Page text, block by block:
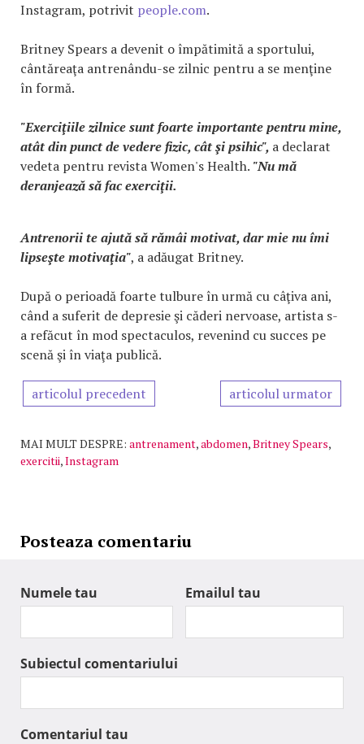
Instagram, potrivit people.com.
Britney Spears a devenit o împătimită a sportului,
cântăreaţa antrenându-se zilnic pentru a se menţine
în formă.
"Exerciţiile zilnice sunt foarte importante pentru mine,
atât din punct de vedere fizic, cât şi psihic", a declarat
vedeta pentru revista Women's Health. "Nu mă
deranjează să fac exerciţii.
Antrenorii te ajută să rămâi motivat, dar mie nu îmi
lipseşte motivaţia", a adăugat Britney.
După o perioadă foarte tulbure în urmă cu câţiva ani,
când a suferit de depresie şi căderi nervoase, artista s-
a refăcut în mod spectaculos, revenind cu succes pe
scenă şi în viaţa publică.
articolul precedent articolul urmator
MAI MULT DESPRE: antrenament,abdomen,Britney Spears,
exercitii,Instagram
Posteaza comentariu
Numele tau Emailul tau
Subiectul comentariului
Comentariul tau